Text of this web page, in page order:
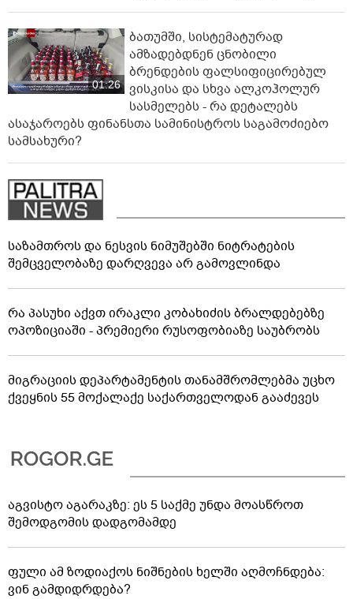
01:26
ბათუმში, სისტემატურად
ამზადებდნენ ცნობილი
ბრენდების ფალსიფიცირებულ
ვისკისა და სხვა ალკოჰოლურ
სასმელებს - რა დეტალებს
ასაჯაროებს ფინანსთა სამინისტროს საგამოძიებო
სამსახური?
საზამთროს და ნესვის ნიმუშებში ნიტრატების
შემცველობაზე დარღვევა არ გამოვლინდა
რა პასუხი აქვთ ირაკლი კობახიძის ბრალდებებზე
ოპოზიციაში - პრემიერი რუსოფობიაზე საუბრობს
მიგრაციის დეპარტამენტის თანამშრომლებმა უცხო
ქვეყნის 55 მოქალაქე საქართველოდან გააძევეს
აგვისტო აგარაკზე: ეს 5 საქმე უნდა მოასწროთ
შემოდგომის დადგომამდე
ფული ამ ზოდიაქოს ნიშნების ხელში აღმოჩნდება:
ვინ გამდიდრდება?